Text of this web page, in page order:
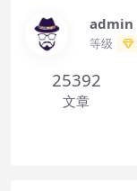
admin
等级
25392
文章